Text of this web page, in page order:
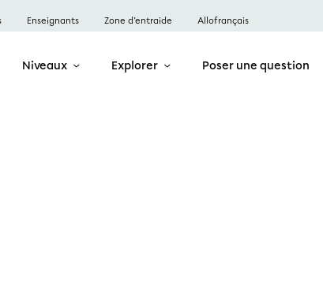
Enseignants Zone d’entraide Allofrançais
Niveaux Explorer Poser une question